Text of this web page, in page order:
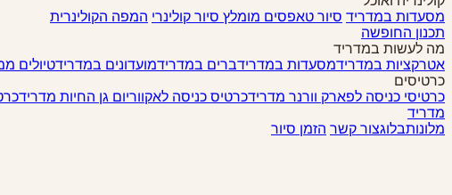
מסעדות במדריד סיור טאפסים מומלץ סיור קולינרי המפה הקולינרית
תכנון החופשה
מה לעשות במדריד
אטרקציות במדרידמסעדות במדרידברים במדרידמועדונים במדרידטיולים
כרטיסים
כרטיסי כניסה לפארק וורנר מדרידכרטיס כניסה לאקווריום גן החיות מדריד
מדריד
מלונותבלוגצור קשר הזמן סיור